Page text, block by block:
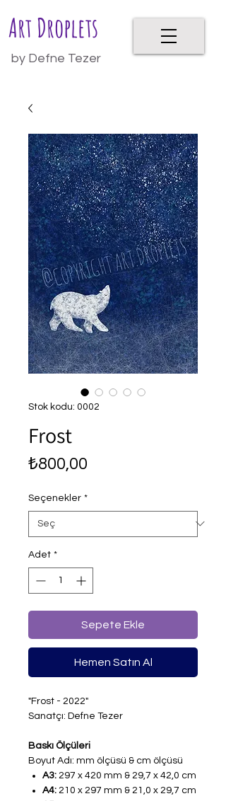
Art Droplets
by Defne Tezer
Stok kodu: 0002
Frost
₺800,00
Seçenekler *
Adet *
Sepete Ekle
Hemen Satın Al
"Frost - 2022"
Sanatçı: Defne Tezer
Baskı Ölçüleri
Boyut Adı: mm ölçüsü & cm ölçüsü
A3: 297 x 420 mm & 29,7 x 42,0 cm
A4: 210 x 297 mm & 21,0 x 29,7 cm